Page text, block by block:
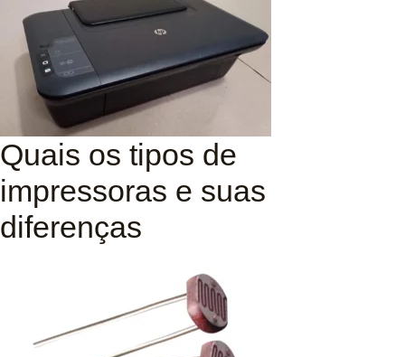
Quais os tipos de
impressoras e suas
diferenças